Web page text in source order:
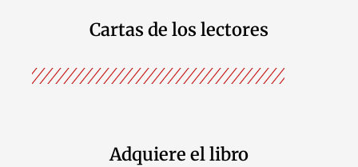
Cartas de los lectores
Adquiere el libro